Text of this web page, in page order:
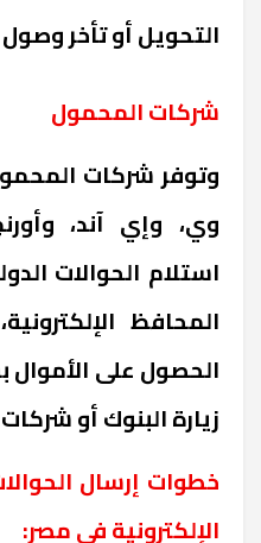
التحويل أو تأخر وصول
شركات المحمول
وتوفر شركات
وي، وإي آند،
استلام الحوالات
المحافظ
الحصول على الأموال
زيارة البنوك أو
خطوات إرسال
الإلكترونية في مصر: